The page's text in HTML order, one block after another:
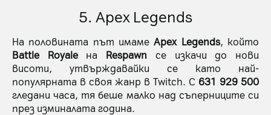
5. Apex Legends
На половината път имамеApex Legends, който
Battle Royaleна Respawn се изкачи до нови
висоти, утвърждавайки се като най-
популярната в своя жанр в Twitch. С 631 929 500
гледани часа, тя беше малко над съперниците си
през изминалата година.